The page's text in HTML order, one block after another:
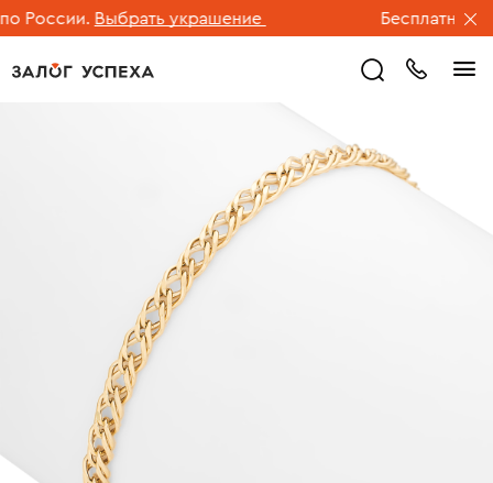
России. Выбрать украшение Бесплатная